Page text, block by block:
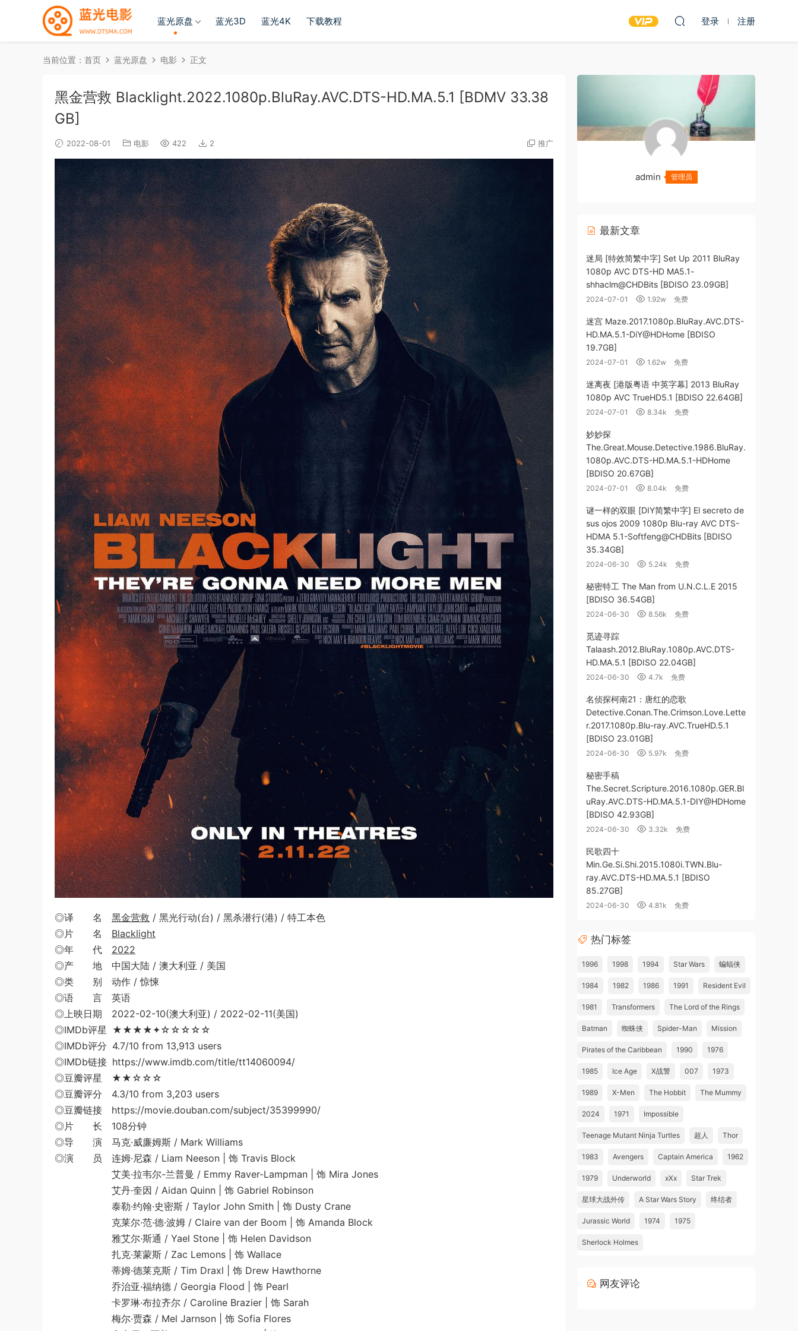
蓝光原盘 蓝光3D 蓝光4K 下载教程 登录 注册
当前位置： 首页 蓝光原盘 电影 正文
黑金营救 Blacklight.2022.1080p.BluRay.AVC.DTS-HD.MA.5.1 [BDMV 33.38
GB]
2022-08-01 电影 422 2 推广
◎译 名 黑金营救 / 黑光行动(台) / 黑杀潜行(港) / 特工本色
◎片 名 Blacklight
◎年 代 2022
◎产 地 中国大陆 / 澳大利亚 / 美国
◎类 别 动作 / 惊悚
◎语 言 英语
◎上映日期 2022-02-10(澳大利亚) / 2022-02-11(美国)
◎IMDb评星 ★★★★✦☆☆☆☆☆
◎IMDb评分 4.7/10 from 13,913 users
◎IMDb链接 https://www.imdb.com/title/tt14060094/
◎豆瓣评星 ★★☆☆☆
◎豆瓣评分 4.3/10 from 3,203 users
◎豆瓣链接 https://movie.douban.com/subject/35399990/
◎片 长 108分钟
◎导 演 马克·威廉姆斯 / Mark Williams
◎演 员 连姆·尼森 / Liam Neeson | 饰 Travis Block
艾美·拉韦尔-兰普曼 / Emmy Raver-Lampman | 饰 Mira Jones
艾丹·奎因 / Aidan Quinn | 饰 Gabriel Robinson
泰勒·约翰·史密斯 / Taylor John Smith | 饰 Dusty Crane
克莱尔·范·德·波姆 / Claire van der Boom | 饰 Amanda Block
雅艾尔·斯通 / Yael Stone | 饰 Helen Davidson
扎克·莱蒙斯 / Zac Lemons | 饰 Wallace
蒂姆·德莱克斯 / Tim Draxl | 饰 Drew Hawthorne
乔治亚·福纳德 / Georgia Flood | 饰 Pearl
卡罗琳·布拉齐尔 / Caroline Brazier | 饰 Sarah
梅尔·贾森 / Mel Jarnson | 饰 Sofia Flores
admin 管理员
最新文章
迷局 [特效简繁中字] Set Up 2011 BluRay
1080p AVC DTS-HD MA5.1-
shhaclm@CHDBits [BDISO 23.09GB]
2024-07-01 1.92w 免费
迷宫 Maze.2017.1080p.BluRay.AVC.DTS-
HD.MA.5.1-DiY@HDHome [BDISO
19.7GB]
2024-07-01 1.62w 免费
迷离夜 [港版粤语 中英字幕] 2013 BluRay
1080p AVC TrueHD5.1 [BDISO 22.64GB]
2024-07-01 8.34k 免费
妙妙探
The.Great.Mouse.Detective.1986.BluRay.
1080p.AVC.DTS-HD.MA.5.1-HDHome
[BDISO 20.67GB]
2024-07-01 8.04k 免费
谜一样的双眼 [DIY简繁中字] El secreto de
sus ojos 2009 1080p Blu-ray AVC DTS-
HDMA 5.1-Softfeng@CHDBits [BDISO
35.34GB]
2024-06-30 5.24k 免费
秘密特工 The Man from U.N.C.L.E 2015
[BDISO 36.54GB]
2024-06-30 8.56k 免费
觅迹寻踪
Talaash.2012.BluRay.1080p.AVC.DTS-
HD.MA.5.1 [BDISO 22.04GB]
2024-06-30 4.7k 免费
名侦探柯南21：唐红的恋歌
Detective.Conan.The.Crimson.Love.Lette
r.2017.1080p.Blu-ray.AVC.TrueHD.5.1
[BDISO 23.01GB]
2024-06-30 5.97k 免费
秘密手稿
The.Secret.Scripture.2016.1080p.GER.Bl
uRay.AVC.DTS-HD.MA.5.1-DIY@HDHome
[BDISO 42.93GB]
2024-06-30 3.32k 免费
民歌四十
Min.Ge.Si.Shi.2015.1080i.TWN.Blu-
ray.AVC.DTS-HD.MA.5.1 [BDISO
85.27GB]
2024-06-30 4.81k 免费
热门标签
1996 1998 1994 Star Wars 蝙蝠侠
1984 1982 1986 1991 Resident Evil
1981 Transformers The Lord of the Rings
Batman 蜘蛛侠 Spider-Man Mission
Pirates of the Caribbean 1990 1976
1985 Ice Age X战警 007 1973
1989 X-Men The Hobbit The Mummy
2024 1971 Impossible
Teenage Mutant Ninja Turtles 超人 Thor
1983 Avengers Captain America 1962
1979 Underworld xXx Star Trek
星球大战外传 A Star Wars Story 终结者
Jurassic World 1974 1975
Sherlock Holmes
网友评论